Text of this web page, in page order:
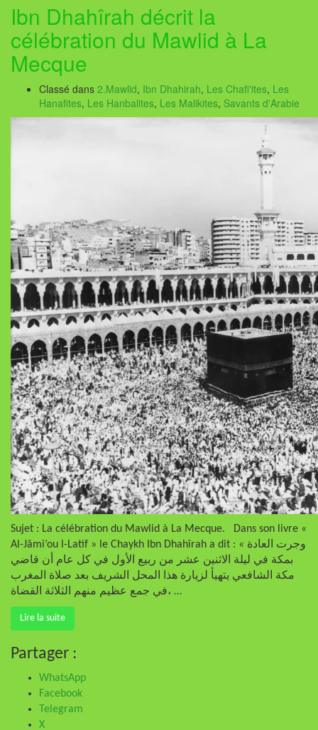
Ibn Dhahîrah décrit la
célébration du Mawlid à La
Mecque
Classé dans 2.Mawlid, Ibn Dhahirah, Les Chafi'ites, Les
Hanafites, Les Hanbalites, Les Malikites, Savants d'Arabie
Sujet : La célébration du Mawlid à La Mecque. Dans son livre «
Al-Jâmi’ou l-Latîf » le Chaykh Ibn Dhahîrah a dit : « وجرت العادة
بمكة في ليلة الاثنين عشر من ربيع الأول في كل عام أن قاضي
مكة الشافعي يتهيأ لزيارة هذا المحل الشريف بعد صلاة المغرب
في جمع عظيم منهم الثلاثة القضاة، …
Lire la suite
Partager :
WhatsApp
Facebook
Telegram
X